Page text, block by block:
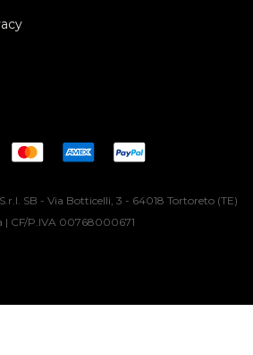
SB - Via Botticelli, 3 - 64018 Tortoreto (TE)
| CF/P.IVA 00768000671